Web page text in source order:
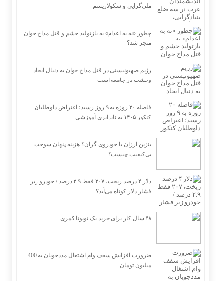
ملی‌گرایی و سکولاریسم
چطور «نه به اعدام» به بازتولید خشم و قتل مداح جوان
منجر شد؟
رژیم صهیونیستی در قتل مداح جوان به دنبال ایجاد
وحشت در جامعه است
فاصله ۲۰ روزه به ۹ روز رسید؛ اعتراض داوطلبان
کنکور ۱۴۰۵ به نابرابری آموزشی
بنزین ارزان یا خودروی گران؟ هزینه پنهان سوخت
بی‌کیفیت چیست؟
دلار ۴ درصد ریخت، ۲۰۷ فقط ۲.۹ درصد / خودرو زیر
فشار دلار کوتاه می‌آید؟
۴۸ سال کار برای خرید یک تویوتا کمری
ضرورت افزایش سقف وام اشتغال مددجویان به 400
میلیون تومان